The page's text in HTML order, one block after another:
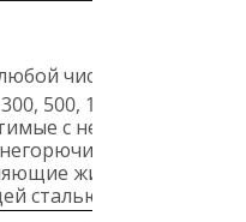
чистый сухой
500, 1000 ф./кв. д.:
с нержавеющей
нетоксичные,
жидкости или
сталью 316.